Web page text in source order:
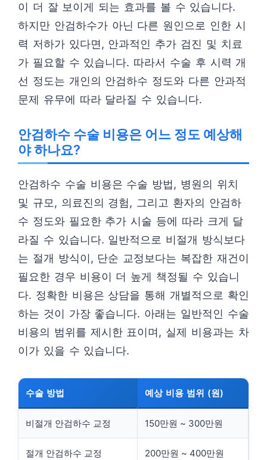
이 더 잘 보이게 되는 효과를 볼 수 있습니다.
하지만 안검하수가 아닌 다른 원인으로 인한 시
력 저하가 있다면, 안과적인 추가 검진 및 치료
가 필요할 수 있습니다. 따라서 수술 후 시력 개
선 정도는 개인의 안검하수 정도와 다른 안과적
문제 유무에 따라 달라질 수 있습니다.
안검하수 수술 비용은 어느 정도 예상해
야 하나요?
안검하수 수술 비용은 수술 방법, 병원의 위치
및 규모, 의료진의 경험, 그리고 환자의 안검하
수 정도와 필요한 추가 시술 등에 따라 크게 달
라질 수 있습니다. 일반적으로 비절개 방식보다
는 절개 방식이, 단순 교정보다는 복잡한 재건이
필요한 경우 비용이 더 높게 책정될 수 있습니
다. 정확한 비용은 상담을 통해 개별적으로 확인
하는 것이 가장 좋습니다. 아래는 일반적인 수술
비용의 범위를 제시한 표이며, 실제 비용과는 차
이가 있을 수 있습니다.
수술 방법 예상 비용 범위 (원)
비절개 안검하수 교정 150만원 ~ 300만원
절개 안검하수 교정 200만원 ~ 400만원